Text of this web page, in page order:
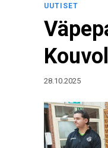
UUTISET
28.10.2025